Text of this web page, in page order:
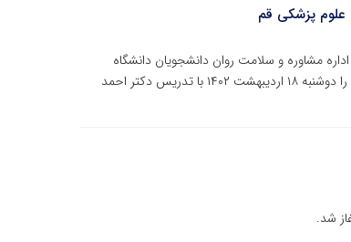
علوم پزشکی قم
مشاوره و سلامت روان دانشجویان دانشگاه
علوم پزشکی قم، کارگاه آموزشی "خود مراقبتی در مهارت های ارتباطی" را دوشنبه ۱۸ اردیبهشت ۱۴۰۲ با تدریس دکتر احمد
شد.